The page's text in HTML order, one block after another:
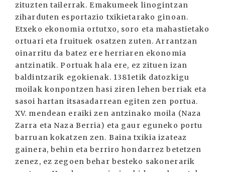
zituzten tailerrak. Emakumeek linogintzan
ziharduten esportazio txikietarako ginoan.
Etxeko ekonomia ortutxo, soro eta mahastietako
ortuari eta fruituek osatzen zuten. Arrantzan
oinarritu da batez ere herriaren ekonomia
antzinatik. Portuak hala ere, ez zituen izan
baldintzarik egokienak. 1381etik datozkigu
moilak konpontzen hasi ziren lehen berriak eta
sasoi hartan itsasadarrean egiten zen portua.
XV. mendean eraiki zen antzinako moila (Naza
Zarra eta Naza Berria) eta gaur eguneko portu
barruan kokatzen zen. Baina txikia izateaz
gainera, behin eta berriro hondarrez betetzen
zenez, ez zegoen behar besteko sakonerarik